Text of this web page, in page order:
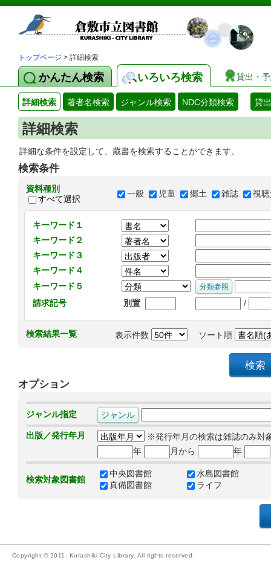
トップページ > 詳細検索
かんたん検索 いろいろ検索 貸出・
詳細検索 著者名検索 ジャンル検索 NDC分類検索 貸
詳細検索
詳細な条件を設定して、蔵書を検索することができます。
検索条件
資料種別
すべて選択
一般 児童 郷土 雑誌 視
キーワード１
キーワード２
キーワード３
キーワード４
キーワード５
請求記号
別置 /
検索結果一覧 表示件数 ソート順
オプション
ジャンル指定
出版／発行年月
※発行年月の検索は雑誌のみ対
年
月から 年
検索対象図書館
中央図書館
水島図書館
真備図書館
ライフ
Copyright © 2011- Kurashiki City Library. All rights reserved.